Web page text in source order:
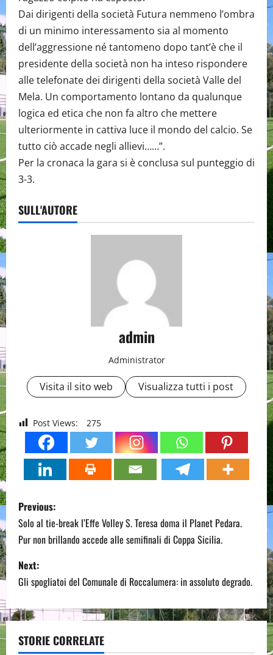
Dai dirigenti della società Futura nemmeno l’ombra
di un minimo interessamento sia al momento
dell’aggressione né tantomeno dopo tant’è che il
presidente della società non ha inteso rispondere
alle telefonate dei dirigenti della società Valle del
Mela. Un comportamento lontano da qualunque
logica ed etica che non fa altro che mettere
ulteriormente in cattiva luce il mondo del calcio. Se
tutto ciò accade negli allievi……”.
Per la cronaca la gara si è conclusa sul punteggio di
3-3.
SULL'AUTORE
admin
Administrator
Visita il sito web Visualizza tutti i post
Post Views: 275
P
o
s
t
n
a
Previous:
Solo al tie-break l’Effe Volley S. Teresa doma il Planet Pedara.
Pur non brillando accede alle semifinali di Coppa Sicilia.
Next:
Gli spogliatoi del Comunale di Roccalumera: in assoluto degrado.
STORIE CORRELATE